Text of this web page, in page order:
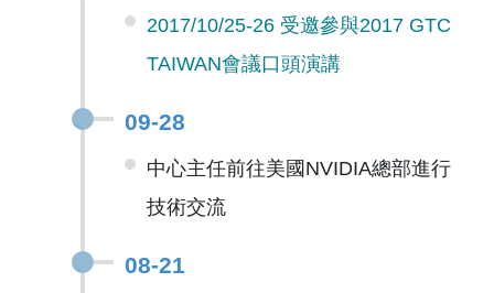
2017/10/25-26 受邀參與2017 GTC
TAIWAN會議口頭演講
09-28
中心主任前往美國NVIDIA總部進行
技術交流
08-21